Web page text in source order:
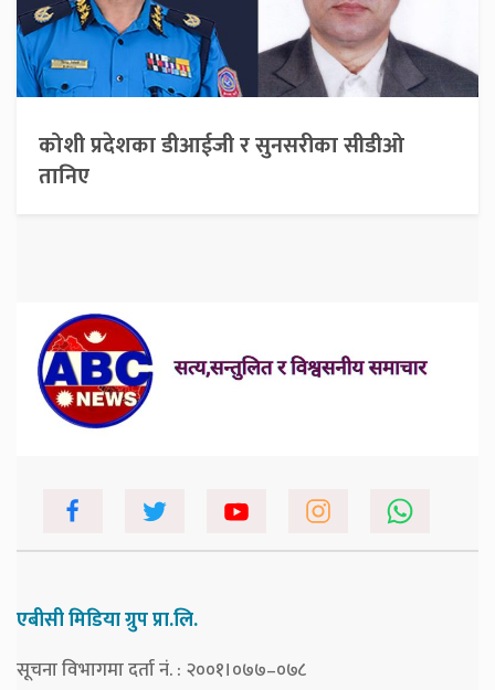
कोशी प्रदेशका डीआईजी र सुनसरीका सीडीओ
तानिए
एबीसी मिडिया ग्रुप प्रा.लि.
सूचना विभागमा दर्ता नं. : २००१।०७७–०७८